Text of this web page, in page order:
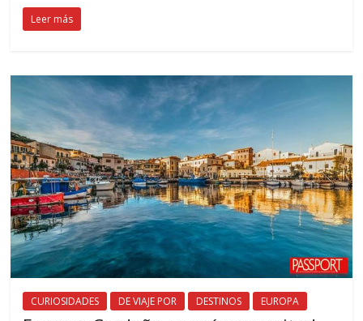
Leer más
CURIOSIDADES DE VIAJE POR DESTINOS EUROPA